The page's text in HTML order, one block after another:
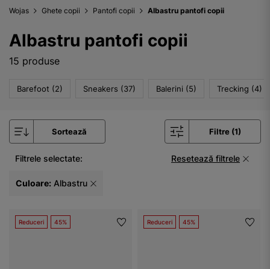
Wojas Ghete copii Pantofi copii Albastru pantofi copii
Albastru pantofi copii
15 produse
Barefoot (2) Sneakers (37) Balerini (5) Trecking (4)
Sortează Filtre (1)
Filtrele selectate: Resetează filtrele
Culoare: Albastru
Reduceri 45% Reduceri 45%